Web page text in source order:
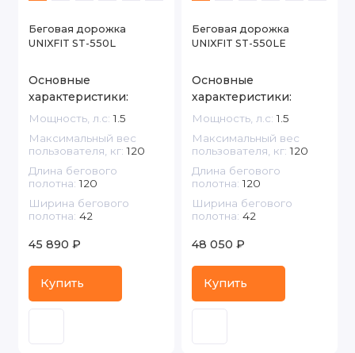
Беговая дорожка
UNIXFIT ST-550L
Основные
характеристики:
Мощность, л.с: 1.5
Максимальный вес
пользователя, кг: 120
Длина бегового
полотна: 120
Ширина бегового
полотна: 42
45 890 ₽
Купить
Беговая дорожка
UNIXFIT ST-550LE
Основные
характеристики:
Мощность, л.с: 1.5
Максимальный вес
пользователя, кг: 120
Длина бегового
полотна: 120
Ширина бегового
полотна: 42
48 050 ₽
Купить